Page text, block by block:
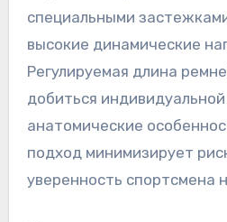
специальными
высокие динамические
Регулируемая длина
добиться
анатомические
подход минимизирует
уверенность спортсмена